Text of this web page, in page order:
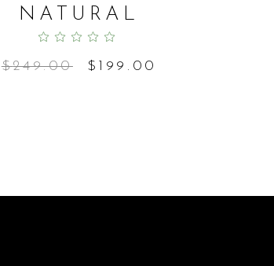
NATURAL
of 5
$249.00 $ 199.00